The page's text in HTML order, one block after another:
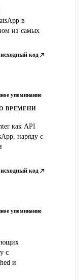
в
из самых
код
упоминание
ВРЕМЕНИ
как API
наряду с
код
упоминание
с
и